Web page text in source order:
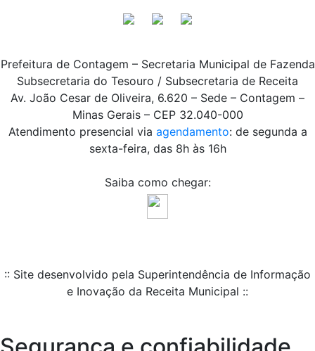
Prefeitura de Contagem – Secretaria Municipal de Fazenda
Subsecretaria do Tesouro / Subsecretaria de Receita
Av. João Cesar de Oliveira, 6.620 – Sede – Contagem –
Minas Gerais – CEP 32.040-000
Atendimento presencial via agendamento: de segunda a
sexta-feira, das 8h às 16h
Saiba como chegar:
:: Site desenvolvido pela Superintendência de Informação
e Inovação da Receita Municipal ::